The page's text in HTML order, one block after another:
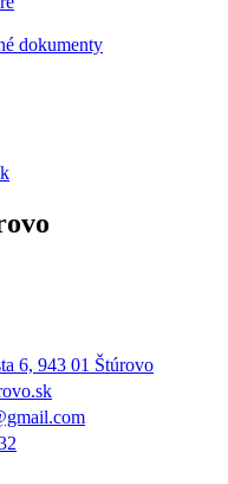
dokumenty
6, 943 01 Štúrovo